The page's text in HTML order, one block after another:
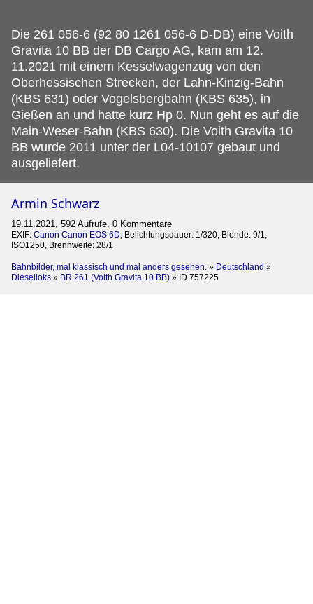
Die 261 056-6 (92 80 1261 056-6 D-DB) eine Voith
Gravita 10 BB der DB Cargo AG, kam am 12.
11.2021 mit einem Kesselwagenzug von den
Oberhessischen Strecken, der Lahn-Kinzig-Bahn
(KBS 631) oder Vogelsbergbahn (KBS 635), in
Gießen an und hatte kurz Hp 0. Nun geht es auf die
Main-Weser-Bahn (KBS 630). Die Voith Gravita 10
BB wurde 2011 unter der L04-10107 gebaut und
ausgeliefert.
Armin Schwarz
19.11.2021, 592 Aufrufe, 0 Kommentare
EXIF: Canon Canon EOS 6D, Belichtungsdauer: 1/320, Blende: 9/1,
ISO1250, Brennweite: 28/1
Bahnbilder, mal klassisch und mal anders gesehen. » Deutschland »
Dieselloks » BR 261 (Voith Gravita 10 BB) » ID 757225